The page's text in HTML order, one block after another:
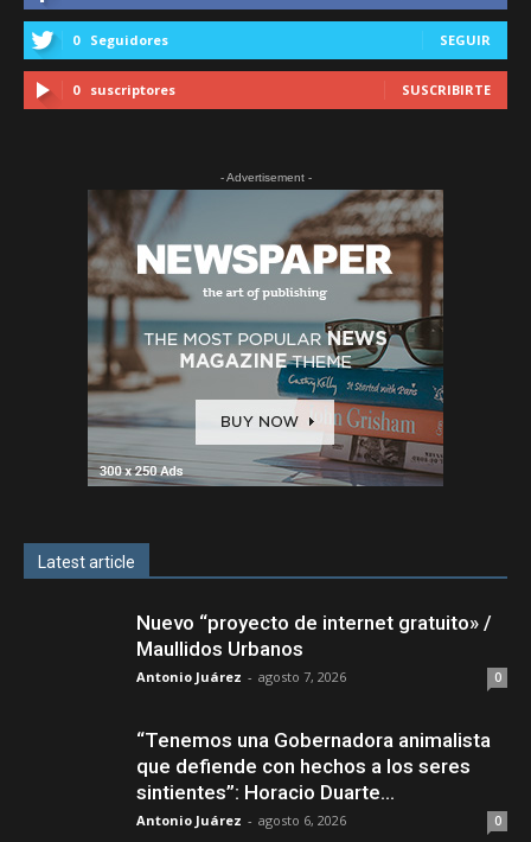
0 Seguidores SEGUIR
0 suscriptores SUSCRIBIRTE
- Advertisement -
Latest article
Nuevo “proyecto de internet gratuito» /
Maullidos Urbanos
Antonio Juárez - agosto 7, 2026 0
“Tenemos una Gobernadora animalista
que defiende con hechos a los seres
sintientes”: Horacio Duarte...
Antonio Juárez - agosto 6, 2026 0